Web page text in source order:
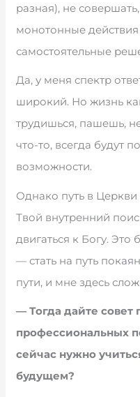
разная), не
монотонные
самостоятельные
Да, у меня спектр
широкий. Но жизнь
трудишься, пашешь,
что-то, всегда будут
возможности.
Однако путь в
Твой внутренний
двигаться к Богу.
— стать на путь
пути, и мне здесь
— Тогда дайте совет
профессиональных
сейчас нужно
будущем?